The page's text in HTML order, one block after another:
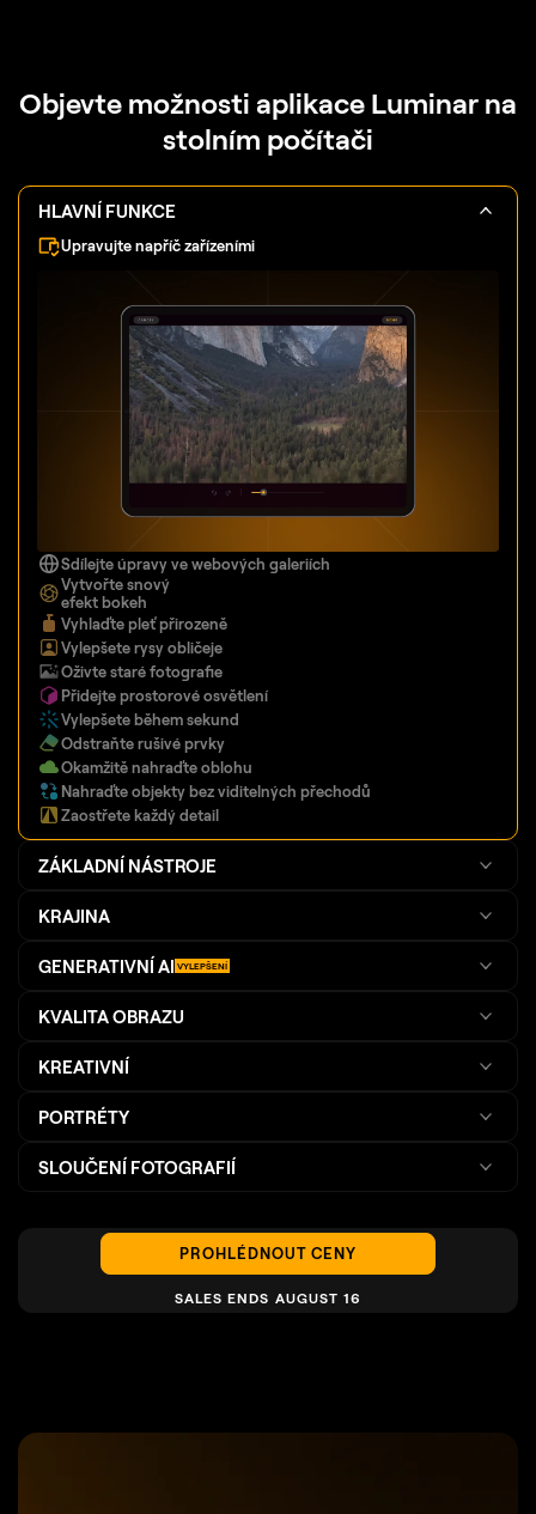
Objevte možnosti aplikace Luminar na
stolním počítači
HLAVNÍ FUNKCE
Upravujte napříč zařízeními
Sdílejte úpravy ve webových galeriích
Vytvořte snový
efekt bokeh
Vyhlaďte pleť přirozeně
Vylepšete rysy obličeje
Oživte staré fotografie
Přidejte prostorové osvětlení
Vylepšete během sekund
Odstraňte rušivé prvky
Okamžitě nahraďte oblohu
Nahraďte objekty bez viditelných přechodů
Zaostřete každý detail
ZÁKLADNÍ NÁSTROJE
KRAJINA
GENERATIVNÍ AI VYLEPŠENÍ
KVALITA OBRAZU
KREATIVNÍ
PORTRÉTY
SLOUČENÍ FOTOGRAFIÍ
PROHLÉDNOUT CENY
SALES ENDS AUGUST 16